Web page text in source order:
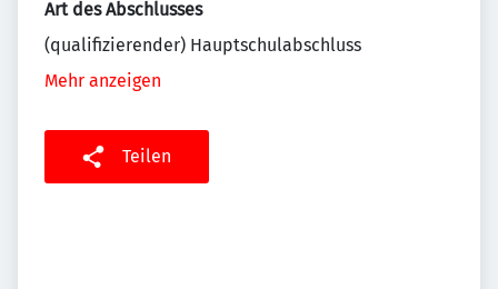
Art des Abschlusses
(qualifizierender) Hauptschulabschluss
Mehr anzeigen
Teilen